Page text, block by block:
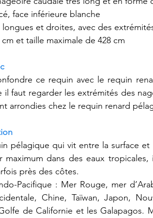
face inférieure blanche
et droites, avec des
et taille maximale de 428 cm
ce requin avec le requin
il faut regarder les extrémités des
arrondies chez le requin renard
pélagique qui vit entre la surface et
maximum dans des eaux
près des côtes.
Pacifique : Mer Rouge, mer
Chine, Taïwan, Japon,
de Californie et les Galapagos.